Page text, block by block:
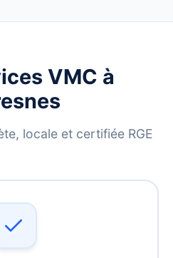
VMC à
locale et certifiée RGE